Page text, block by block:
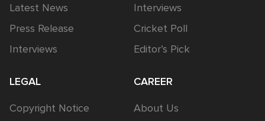
Latest News
Press Release
Interviews
Interviews
Cricket Poll
Editor’s Pick
LEGAL
Copyright Notice
CAREER
About Us